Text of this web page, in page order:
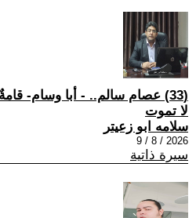
(33) عصام سالم.. - أبا وسام-
لا تموت
سلامه ابو زعيتر
2026 / 8 / 9
سيرة ذاتية